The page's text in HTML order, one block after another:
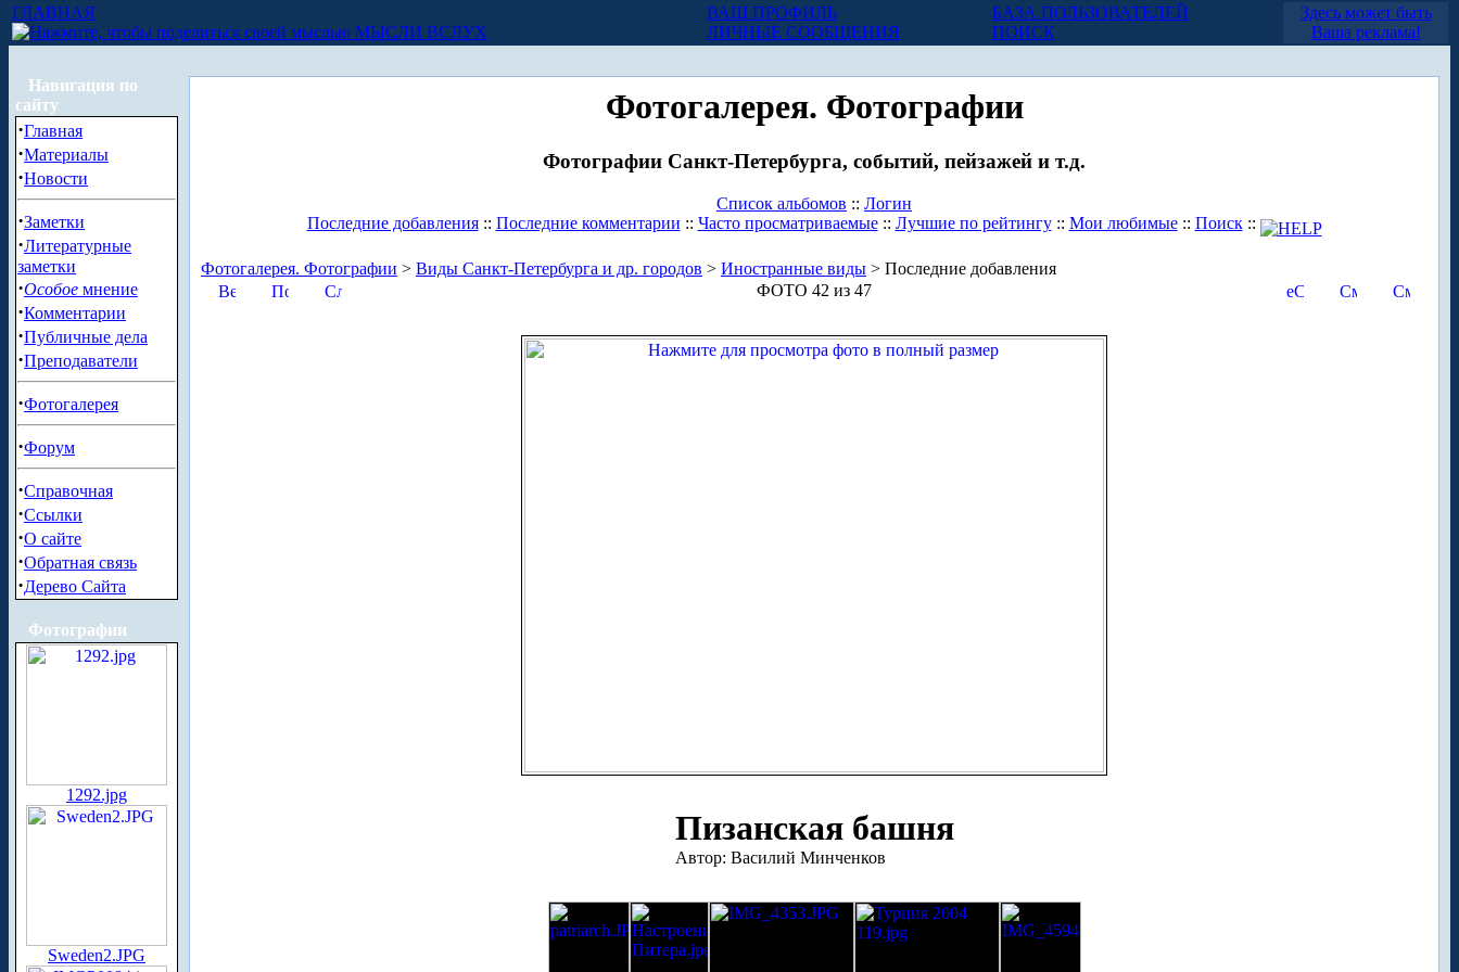
ГЛАВНАЯ
МЫСЛИ ВСЛУХ
ВАШ ПРОФИЛЬ
ЛИЧНЫЕ СООБЩЕНИЯ
БАЗА ПОЛЬЗОВАТЕЛЕЙ
ПОИСК
Здесь может быть
Ваша реклама!
Навигация по
сайту
·Главная
·Материалы
·Новости
·Заметки
·Литературные
заметки
·Особое мнение
·Комментарии
·Публичные дела
·Преподаватели
·Фотогалерея
·Форум
·Справочная
·Ссылки
·О сайте
·Обратная связь
·Дерево Сайта
Фотографии
1292.jpg
Sweden2.JPG
Фотогалерея. Фотографии
Фотографии Санкт-Петербурга, событий, пейзажей и т.д.
Список альбомов :: Логин
Последние добавления:: Последние комментарии :: Часто просматриваемые:: Лучшие по рейтингу:: Мои любимые:: Поиск::
Фотогалерея. Фотографии > Виды Санкт-Петербурга и др. городов > Иностранные виды > Последние добавления
ФОТО 42 из 47
Пизанская башня
Автор: Василий Минченков